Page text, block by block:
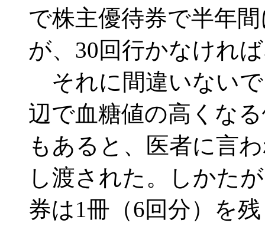
で株主優待券で半年
が、30回行かなけれ
それに間違いない
辺で血糖値の高くな
もあると、医者に言
し渡された。しかた
券は1冊（6回分）を